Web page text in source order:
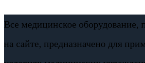
Все медицинское оборудование,
на сайте, предназначено для